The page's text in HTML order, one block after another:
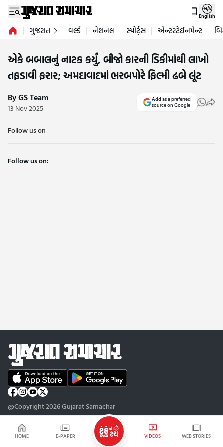
HOME E-PAPER VIDEOS WEB STORIES
English
ગુજરાત વર્લ્ડ નેશનલ સ્પોર્ટ્સ એન્ટરટેઈનમેન્ટ
એકે બબાલનું નાટક કર્યું, બીજો કારની ડિકીમાંથી લાખો
તફડાવી ફરાર; અમદાવાદમાં ભરબપોરે ફિલ્મી ઢબે લૂંટ
By GS Team
13 Nov 2025
Add as a preferred
source on Google
Follow us on
Follow us on:
@Copyright 2026 Gujarat Samachar